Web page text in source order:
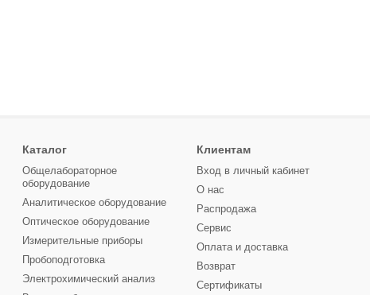
Каталог
Общелабораторное
оборудование
Аналитическое оборудование
Оптическое оборудование
Измерительные приборы
Пробоподготовка
Электрохимический анализ
Клиентам
Вход в личный кабинет
О нас
Распродажа
Сервис
Оплата и доставка
Возврат
Сертификаты